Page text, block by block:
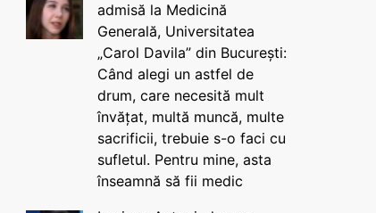
admisă la Medicină
Generală, Universitatea
„Carol Davila” din București:
Când alegi un astfel de
drum, care necesită mult
învățat, multă muncă, multe
sacrificii, trebuie s-o faci cu
sufletul. Pentru mine, asta
înseamnă să fii medic